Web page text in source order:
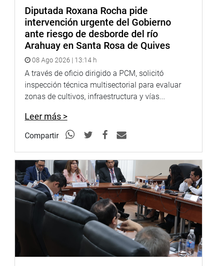
Diputada Roxana Rocha pide
intervención urgente del Gobierno
ante riesgo de desborde del río
Arahuay en Santa Rosa de Quives
08 Ago 2026 | 13:14 h
A través de oficio dirigido a PCM, solicitó
inspección técnica multisectorial para evaluar
zonas de cultivos, infraestructura y vías...
Leer más >
Compartir